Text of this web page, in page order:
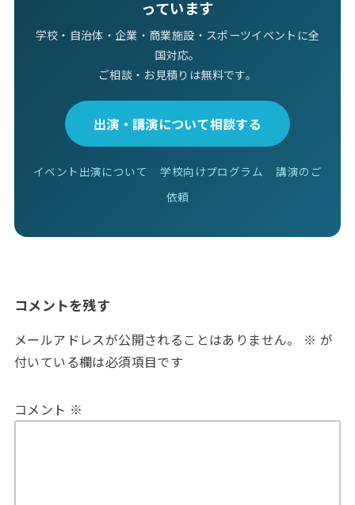
っています
学校・自治体・企業・商業施設・スポーツイベントに全
国対応。
ご相談・お見積りは無料です。
出演・講演について相談する
イベント出演について 学校向けプログラム
講演のご
依頼
コメントを残す
メールアドレスが公開されることはありません。 ※ が
付いている欄は必須項目です
コメント ※